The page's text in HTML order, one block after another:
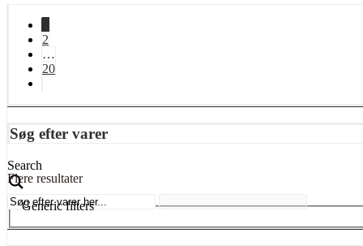
2
…
20
Søg efter varer
Search
Flere resultater
Generic filters